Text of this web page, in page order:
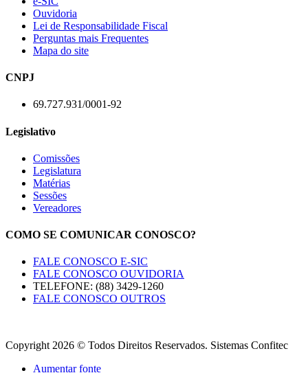
Ouvidoria
Lei de Responsabilidade Fiscal
Perguntas mais Frequentes
Mapa do site
CNPJ
69.727.931/0001-92
Legislativo
Comissões
Legislatura
Matérias
Sessões
Vereadores
COMO SE COMUNICAR CONOSCO?
FALE CONOSCO E-SIC
FALE CONOSCO OUVIDORIA
TELEFONE: (88) 3429-1260
FALE CONOSCO OUTROS
Copyright 2026 © Todos Direitos Reservados. Sistemas Confitec
Aumentar fonte